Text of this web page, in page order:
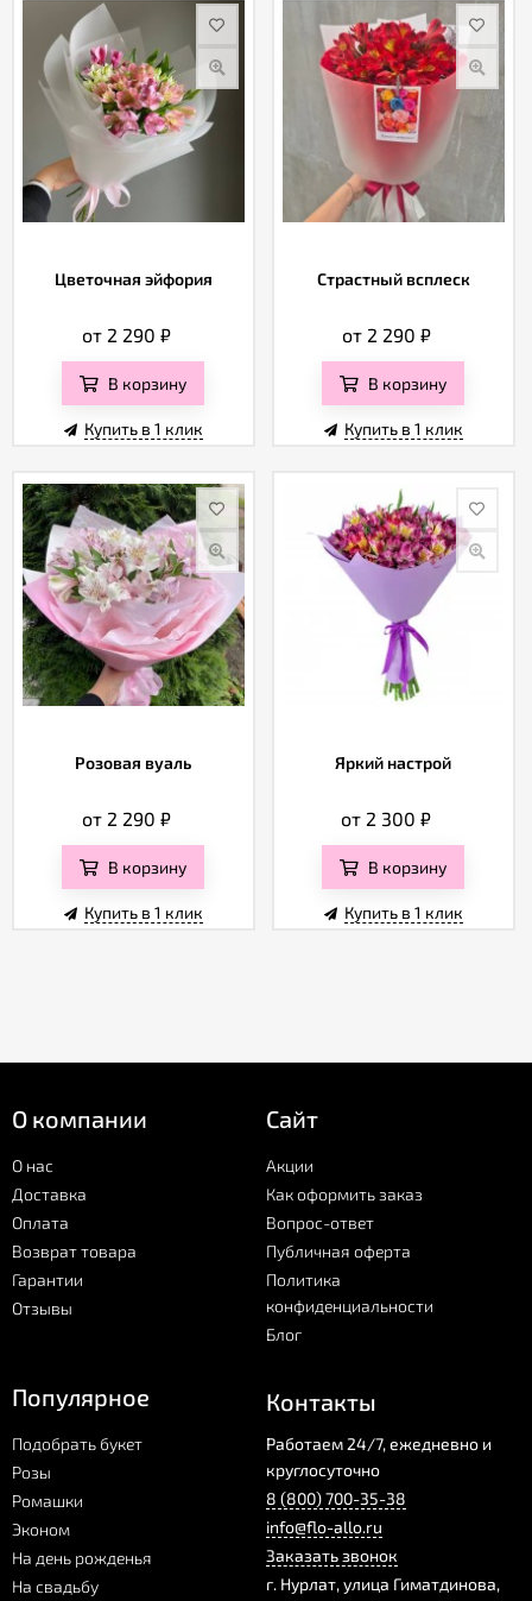
Цветочная эйфория
от 2 290 ₽
В корзину
Купить в 1 клик
Страстный всплеск
от 2 290 ₽
В корзину
Купить в 1 клик
Розовая вуаль
от 2 290 ₽
В корзину
Купить в 1 клик
Яркий настрой
от 2 300₽
В корзину
Купить в 1 клик
О компании
О нас
Доставка
Оплата
Возврат товара
Гарантии
Отзывы
Сайт
Акции
Как оформить заказ
Вопрос-ответ
Публичная оферта
Политика
конфиденциальности
Блог
Популярное
Подобрать букет
Розы
Ромашки
Эконом
На день рожденья
На свадьбу
Контакты
Работаем 24/7, ежедневно и
круглосуточно
8 (800) 700-35-38
info@flo-allo.ru
Заказать звонок
г. Нурлат,улица Гиматдинова,